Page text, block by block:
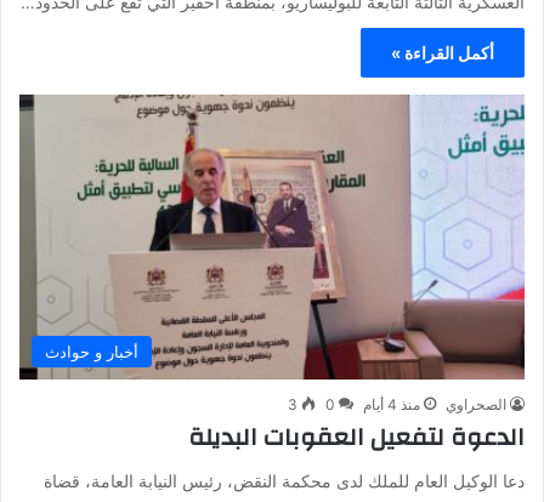
أكمل القراءة »
أخبار و حوادث
الصحراوي منذ 4 أيام 0
3
الدعوة لتفعيل العقوبات البديلة
دعا الوكيل العام للملك لدى محكمة النقض، رئيس النيابة العامة، قضاة